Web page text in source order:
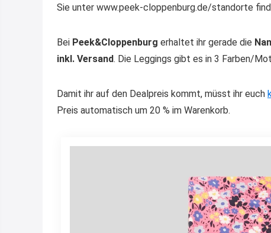
Sie unter www.peek-cloppenburg.de/standorte
Bei Peek&Cloppenburg erhaltet ihr gerade die
inkl. Versand. Die Leggings gibt es in 3 Farben/
Damit ihr auf den Dealpreis kommt, müsst ihr euch
Preis automatisch um 20 % im Warenkorb.